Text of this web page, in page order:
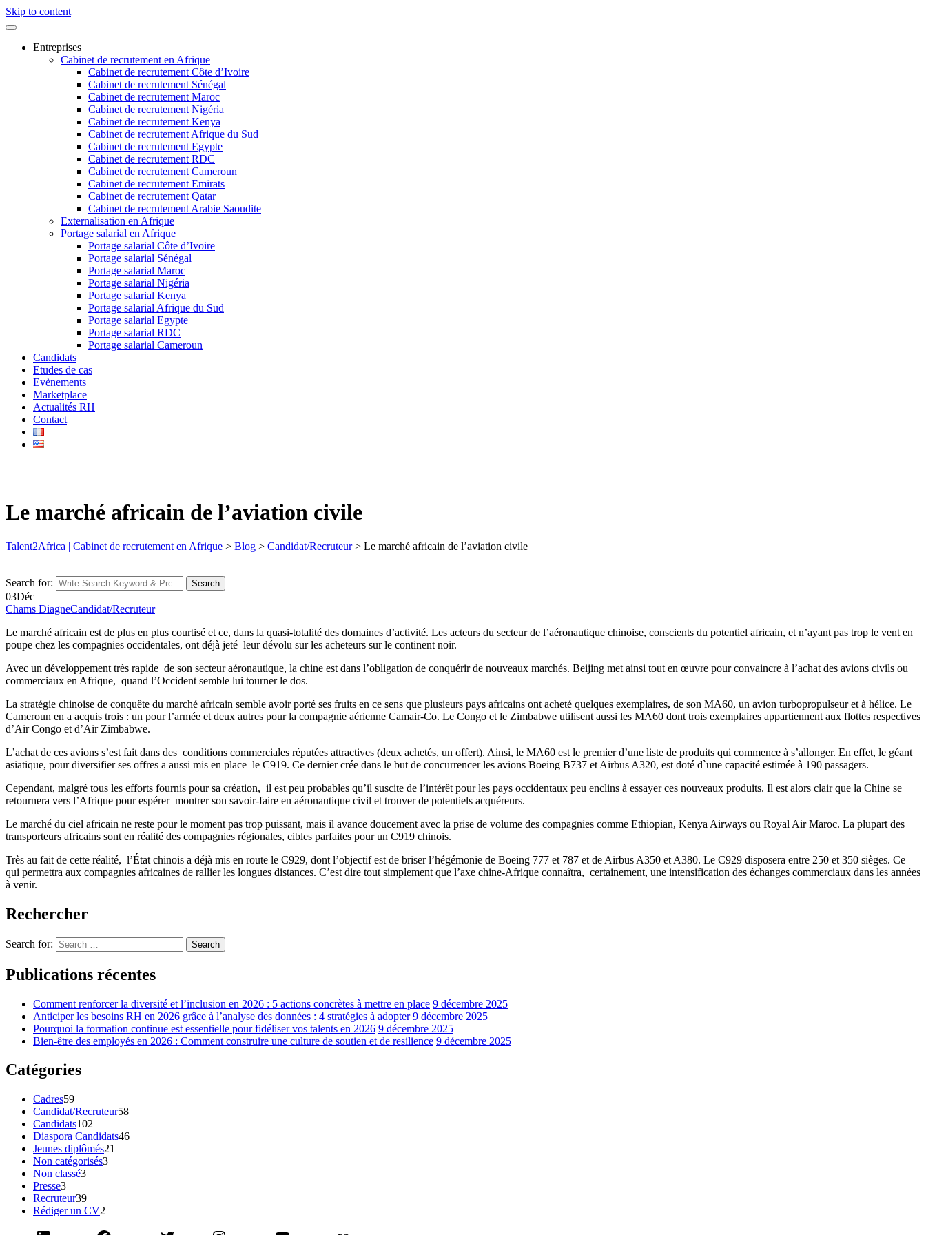
Skip to content
Entreprises
Cabinet de recrutement en Afrique
Cabinet de recrutement Côte d’Ivoire
Cabinet de recrutement Sénégal
Cabinet de recrutement Maroc
Cabinet de recrutement Nigéria
Cabinet de recrutement Kenya
Cabinet de recrutement Afrique du Sud
Cabinet de recrutement Egypte
Cabinet de recrutement RDC
Cabinet de recrutement Cameroun
Cabinet de recrutement Emirats
Cabinet de recrutement Qatar
Cabinet de recrutement Arabie Saoudite
Externalisation en Afrique
Portage salarial en Afrique
Portage salarial Côte d’Ivoire
Portage salarial Sénégal
Portage salarial Maroc
Portage salarial Nigéria
Portage salarial Kenya
Portage salarial Afrique du Sud
Portage salarial Egypte
Portage salarial RDC
Portage salarial Cameroun
Candidats
Etudes de cas
Evènements
Marketplace
Actualités RH
Contact
Le marché africain de l’aviation civile
Talent2Africa | Cabinet de recrutement en Afrique > Blog > Candidat/Recruteur> Le marché africain de l’aviation civile
Search for: Search
03Déc
Chams DiagneCandidat/Recruteur
Le marché africain est de plus en plus courtisé et ce, dans la quasi-totalité des domaines d’activité. Les acteurs du secteur de l’aéronautique chinoise, conscients du potentiel africain, et n’ayant pas trop le vent en
poupe chez les compagnies occidentales, ont déjà jeté leur dévolu sur les acheteurs sur le continent noir.
Avec un développement très rapide de son secteur aéronautique, la chine est dans l’obligation de conquérir de nouveaux marchés. Beijing met ainsi tout en œuvre pour convaincre à l’achat des avions civils ou
commerciaux en Afrique, quand l’Occident semble lui tourner le dos.
La stratégie chinoise de conquête du marché africain semble avoir porté ses fruits en ce sens que plusieurs pays africains ont acheté quelques exemplaires, de son MA60, un avion turbopropulseur et à hélice. Le
Cameroun en a acquis trois : un pour l’armée et deux autres pour la compagnie aérienne Camair-Co. Le Congo et le Zimbabwe utilisent aussi les MA60 dont trois exemplaires appartiennent aux flottes respectives
d’Air Congo et d’Air Zimbabwe.
L’achat de ces avions s’est fait dans des conditions commerciales réputées attractives (deux achetés, un offert). Ainsi, le MA60 est le premier d’une liste de produits qui commence à s’allonger. En effet, le géant
asiatique, pour diversifier ses offres a aussi mis en place le C919. Ce dernier crée dans le but de concurrencer les avions Boeing B737 et Airbus A320, est doté d`une capacité estimée à 190 passagers.
Cependant, malgré tous les efforts fournis pour sa création, il est peu probables qu’il suscite de l’intérêt pour les pays occidentaux peu enclins à essayer ces nouveaux produits. Il est alors clair que la Chine se
retournera vers l’Afrique pour espérer montrer son savoir-faire en aéronautique civil et trouver de potentiels acquéreurs.
Le marché du ciel africain ne reste pour le moment pas trop puissant, mais il avance doucement avec la prise de volume des compagnies comme Ethiopian, Kenya Airways ou Royal Air Maroc. La plupart des
transporteurs africains sont en réalité des compagnies régionales, cibles parfaites pour un C919 chinois.
Très au fait de cette réalité, l’État chinois a déjà mis en route le C929, dont l’objectif est de briser l’hégémonie de Boeing 777 et 787 et de Airbus A350 et A380. Le C929 disposera entre 250 et 350 sièges. Ce
qui permettra aux compagnies africaines de rallier les longues distances. C’est dire tout simplement que l’axe chine-Afrique connaîtra, certainement, une intensification des échanges commerciaux dans les années
à venir.
Rechercher
Search for: Search
Publications récentes
Comment renforcer la diversité et l’inclusion en 2026 : 5 actions concrètes à mettre en place 9 décembre 2025
Anticiper les besoins RH en 2026 grâce à l’analyse des données : 4 stratégies à adopter 9 décembre 2025
Pourquoi la formation continue est essentielle pour fidéliser vos talents en 2026 9 décembre 2025
Bien-être des employés en 2026 : Comment construire une culture de soutien et de resilience 9 décembre 2025
Catégories
Cadres59
Candidat/Recruteur58
Candidats102
Diaspora Candidats46
Jeunes diplômés21
Non catégorisés3
Non classé3
Presse3
Recruteur39
Rédiger un CV2